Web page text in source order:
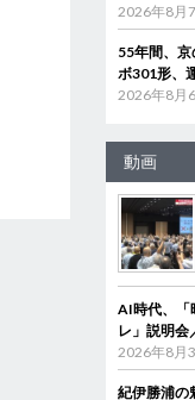
2026年8月
55年間、
ボ301形、
2026年8月
動画
AI時代、
レ」説明会
2026年8月
紀伊勝浦